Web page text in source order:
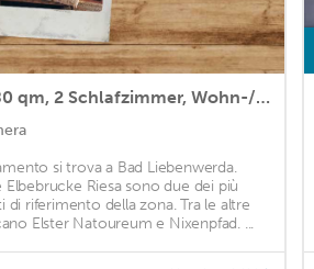
Ferienhaus 80 qm, 2 Schlafzimmer, Wohn-/esszimmer, Küche, Dusche und WC, Terrasse, Max. 4 Personen
si trova a Bad Liebenwerda.
Elbebrucke Riesa sono due dei più
di riferimento della zona. Tra le altre
Elster Natoureum e Nixenpfad. ...